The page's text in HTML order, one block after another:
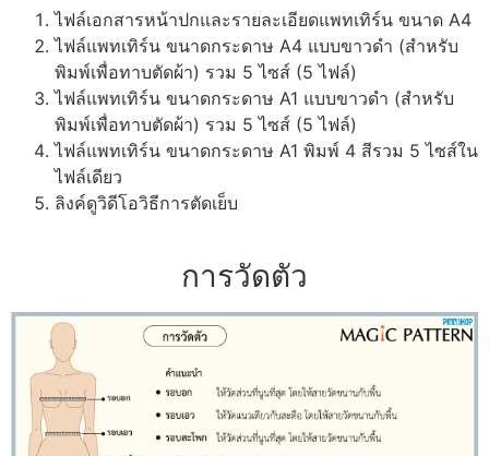
ไฟล์เอกสารหน้าปกและรายละเอียดแพทเทิร์น ขนาด A4
ไฟล์แพทเทิร์น ขนาดกระดาษ A4 แบบขาวดำ (สำหรับ
พิมพ์เพื่อทาบตัดผ้า) รวม 5 ไซส์ (5 ไฟล์)
ไฟล์แพทเทิร์น ขนาดกระดาษ A1 แบบขาวดำ (สำหรับ
พิมพ์เพื่อทาบตัดผ้า) รวม 5 ไซส์ (5 ไฟล์)
ไฟล์แพทเทิร์น ขนาดกระดาษ A1 พิมพ์ 4 สีรวม 5 ไซส์ใน
ไฟล์เดียว
ลิงค์ดูวิดีโอวิธีการตัดเย็บ
การวัดตัว